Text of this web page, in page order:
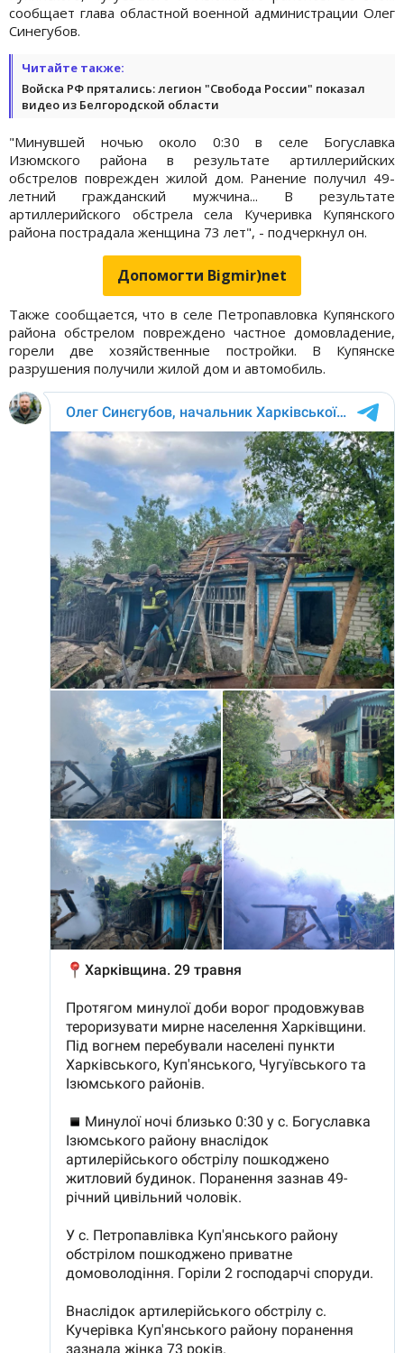
сообщает глава областной военной администрации Олег
Синегубов.
Читайте также:
Войска РФ прятались: легион "Свобода России" показал
видео из Белгородской области
"Минувшей ночью около 0:30 в селе Богуславка
Изюмского района в результате артиллерийских
обстрелов поврежден жилой дом. Ранение получил 49-
летний гражданский мужчина... В результате
артиллерийского обстрела села Кучеривка Купянского
района пострадала женщина 73 лет", - подчеркнул он.
Допомогти Bigmir)net
Также сообщается, что в селе Петропавловка Купянского
района обстрелом повреждено частное домовладение,
горели две хозяйственные постройки. В Купянске
разрушения получили жилой дом и автомобиль.